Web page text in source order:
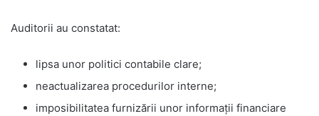
Auditorii au constatat:
lipsa unor politici contabile clare;
neactualizarea procedurilor interne;
imposibilitatea furnizării unor informații financiare